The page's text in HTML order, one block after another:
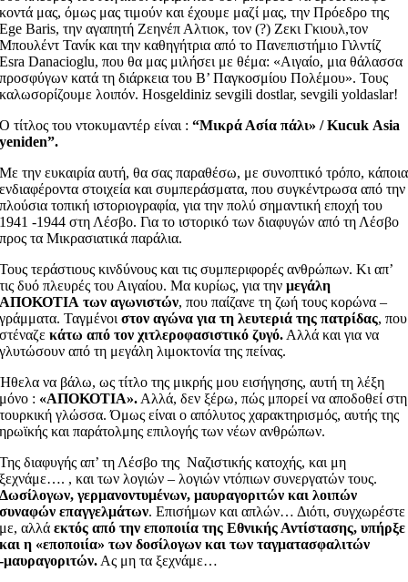
κοντά μας, όμως μας τιμούν και έχουμε μαζί μας, την Πρόεδρο της
Ege Baris, την αγαπητή Ζεηνέπ Αλτιοκ, τον (?) Ζεκι Γκιουλ,τον
Μπουλέντ Τανίκ και την καθηγήτρια από το Πανεπιστήμιο Γιλντίζ
Esra Danacioglu, που θα μας μιλήσει με θέμα: «Αιγαίο, μια θάλασσα
προσφύγων κατά τη διάρκεια του Β’ Παγκοσμίου Πολέμου». Τους
καλωσορίζουμε λοιπόν. Hosgeldiniz sevgili dostlar, sevgili yoldaslar!
Ο τίτλος του ντοκυμαντέρ είναι :“Μικρά Ασία πάλι» /Kucuk Asia
yeniden”.
Με την ευκαιρία αυτή, θα σας παραθέσω, με συνοπτικό τρόπο, κάποια
ενδιαφέροντα στοιχεία και συμπεράσματα, που συγκέντρωσα από την
πλούσια τοπική ιστοριογραφία, για την πολύ σημαντική εποχή του
1941 -1944 στη Λέσβο. Για το ιστορικό των διαφυγών από τη Λέσβο
προς τα Μικρασιατικά παράλια.
Τους τεράστιους κινδύνους και τις συμπεριφορές ανθρώπων. Κι απ’
τις δυό πλευρές του Αιγαίου. Μα κυρίως, για τηνμεγάλη
ΑΠΟΚΟΤΙΑ των αγωνιστών, που παίζανε τη ζωή τους κορώνα –
γράμματα. Ταγμένοιστον αγώνα για τη λευτεριά της πατρίδας, που
στέναζεκάτω από τον χιτλεροφασιστικό ζυγό. Αλλά και για να
γλυτώσουν από τη μεγάλη λιμοκτονία της πείνας.
Ήθελα να βάλω, ως τίτλο της μικρής μου εισήγησης, αυτή τη λέξη
μόνο : «ΑΠΟΚΟΤΙΑ». Αλλά, δεν ξέρω, πώς μπορεί να αποδοθεί στη
τουρκική γλώσσα. Όμως είναι ο απόλυτος χαρακτηρισμός, αυτής της
ηρωϊκής και παράτολμης επιλογής των νέων ανθρώπων.
Της διαφυγής απ’ τη Λέσβο της Ναζιστικής κατοχής, και μη
ξεχνάμε…. , και των λογιών – λογιών ντόπιων συνεργατών τους.
Δωσίλογων, γερμανοντυμένων, μαυραγοριτών και λοιπών
συναφών επαγγελμάτων. Επισήμων και απλών… Διότι, συγχωρέστε
με, αλλάεκτός από την εποποιία της Εθνικής Αντίστασης, υπήρξε
και η «εποποιία» των δοσίλογων και των ταγματασφαλιτών
-μαυραγοριτών. Ας μη τα ξεχνάμε…